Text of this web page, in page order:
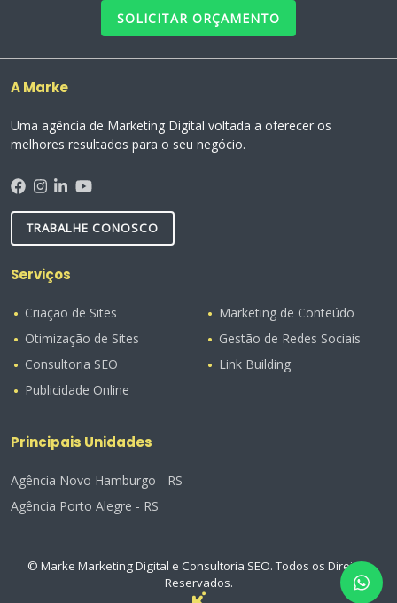
SOLICITAR ORÇAMENTO
A Marke
Uma agência de Marketing Digital voltada a oferecer os
melhores resultados para o seu negócio.
TRABALHE CONOSCO
Serviços
Criação de Sites
Otimização de Sites
Consultoria SEO
Publicidade Online
Marketing de Conteúdo
Gestão de Redes Sociais
Link Building
Principais Unidades
Agência Novo Hamburgo - RS
Agência Porto Alegre - RS
© Marke Marketing Digital e Consultoria SEO. Todos os Direitos
Reservados.